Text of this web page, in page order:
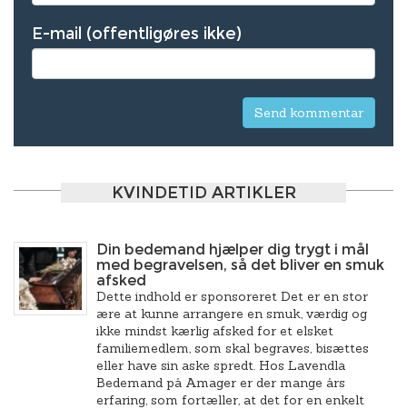
E-mail (offentligøres ikke)
KVINDETID ARTIKLER
Din bedemand hjælper dig trygt i mål
med begravelsen, så det bliver en smuk
afsked
Dette indhold er sponsoreret Det er en stor
ære at kunne arrangere en smuk, værdig og
ikke mindst kærlig afsked for et elsket
familiemedlem, som skal begraves, bisættes
eller have sin aske spredt. Hos Lavendla
Bedemand på Amager er der mange års
erfaring, som fortæller, at det for en enkelt